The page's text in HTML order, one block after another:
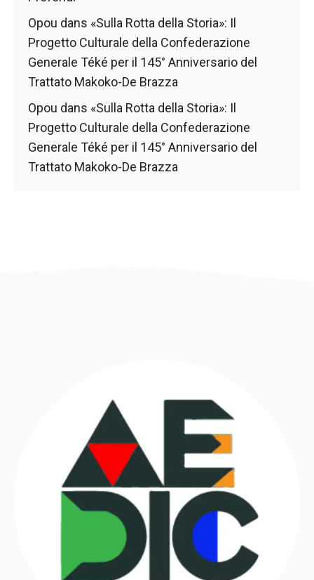
Opou dans «Sulla Rotta della Storia»: Il
Progetto Culturale della Confederazione
Generale Téké per il 145° Anniversario del
Trattato Makoko-De Brazza
Opou dans «Sulla Rotta della Storia»: Il
Progetto Culturale della Confederazione
Generale Téké per il 145° Anniversario del
Trattato Makoko-De Brazza
contenus et
des offres
personnalisés.